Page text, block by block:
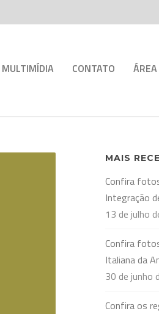
MULTIMÍDIA CONTATO
MAIS
Confira
Integração
13 de julho
Confira
Italiana da
30 de junho
Confira os